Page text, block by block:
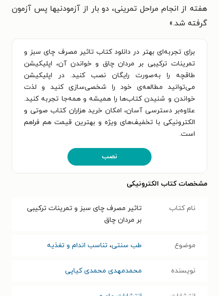
هفته از انجام مراحل تمرینی، دو بار از آزمودنیها پس آزمون
گرفته شد.»
برای تجربه‌ای بهتر در دانلود کتاب تاثیر مصرف چای سبز و
تمرینات ترکیبی بر مردان چاق و خواندن آن، اپلیکیشن
طاقچه را به‌صورت رایگان نصب کنید. در اپلیکیشن
می‌توانید مطالعه‌ی خود را شخصی‌سازی کنید و لذت
خواندن و شنیدن کتاب‌ها را همیشه و همه‌جا تجربه کنید.
علاوه‌بر دسترسی آسان، امکان خرید هزاران کتاب صوتی و
الکترونیکی با تخفیف‌های ویژه و بهترین قیمت هم فراهم
است.
نصب
مشخصات کتاب الکترونیکی
نام کتاب
تاثیر مصرف چای سبز و تمرینات ترکیبی
بر مردان چاق
موضوع طب سنتی، تناسب اندام و تغذیه
نویسنده محمدمهدی محمدی کیاپی